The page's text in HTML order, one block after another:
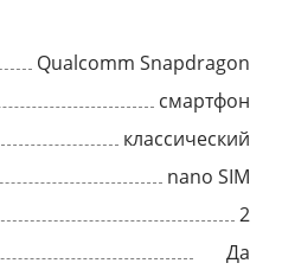
Qualcomm Snapdragon
смартфон
классический
nano SIM
2
Да